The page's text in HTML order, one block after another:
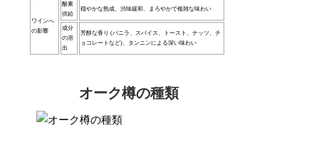
ワインへ
の影響
酸素
供給
穏やかな熟成、渋味緩和、まろやかで複雑な味わい
成分
の溶
出
芳醇な香り (バニラ、スパイス、トースト、ナッツ、チ
ョコレートなど)、タンニンによる深い味わい
オーク樽の種類